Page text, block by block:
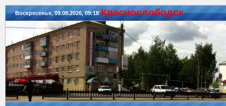
Воскресенье, 09.08.2026, 09:18 Красноcлободск